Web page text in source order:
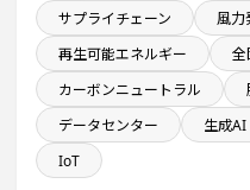
完成から約10年経過
年間研究開発費が100
関東地方で投資額10億
サプライチェーン
風力
再生可能エネルギー
全
カーボンニュートラル
データセンター
生成AI
IoT